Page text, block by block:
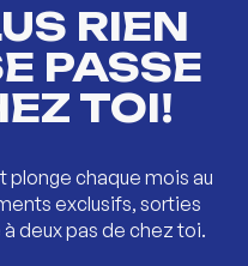
RIEN
PASSE
TOI!
chaque mois au
exclusifs, sorties
deux pas de chez toi.